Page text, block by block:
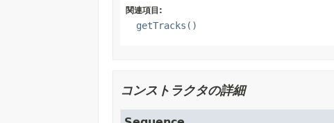
関連項目:
getTracks()
コンストラクタの詳細